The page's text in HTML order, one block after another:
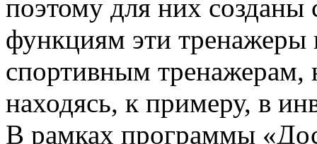
поэтому для них
функциям эти
спортивным тренажерам,
находясь, к примеру, в
В рамках программы